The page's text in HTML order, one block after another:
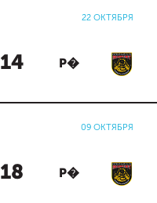
22 ОКТЯБРЯ
14 Р�
09 ОКТЯБРЯ
18 Р�